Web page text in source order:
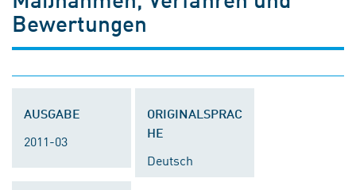
Bewertungen
AUSGABE
2011-03
ORIGINALSPRAC
HE
Deutsch